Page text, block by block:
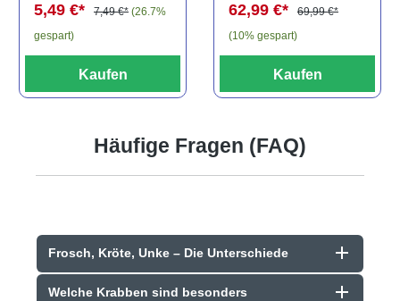
5,49 €* 7,49 €* (26.7%
gespart)
Kaufen
62,99 €*
69,99 €*
(10% gespart)
Kaufen
Häufige Fragen (FAQ)
Frosch, Kröte, Unke – Die Unterschiede
Welche Krabben sind besonders